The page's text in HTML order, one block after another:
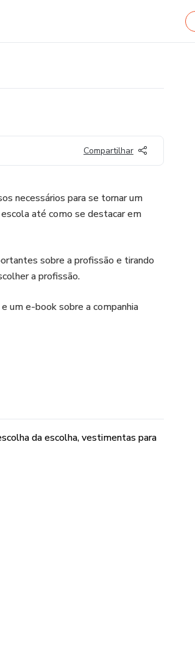
Compartilhar
necessários para se tornar um
até como se destacar em
sobre a profissão e tirando
a profissão.
um e-book sobre a companhia
da escolha, vestimentas para